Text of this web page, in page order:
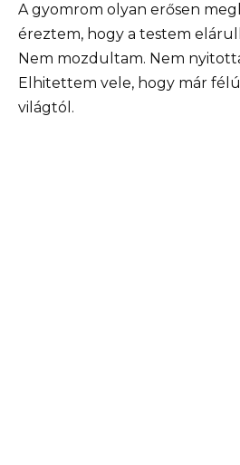
A gyomrom olyan erősen
éreztem, hogy a testem
Nem mozdultam. Nem
Elhitettem vele, hogy már
világtól.